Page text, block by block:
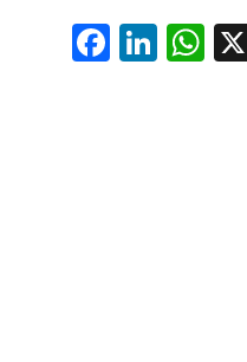
Fa
ce
Li
nk
W
ha